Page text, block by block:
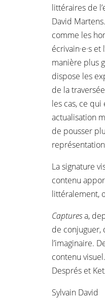
littéraires de
David
comme les
écrivain·e·s
manière plus
dispose les
de la
les cas, ce
actualisation
de pousser
La signature
contenu
littéralement,
Capturesa,
de conjuguer,
l’imaginaire.
contenu
Després et
Sylvain David